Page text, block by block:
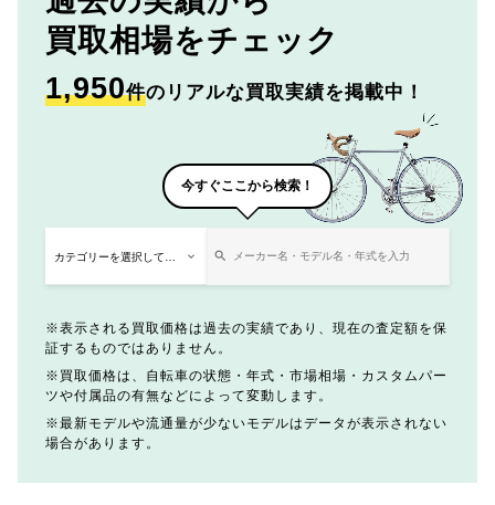
買取相場をチェック
1,950件のリアルな買取実績を掲載中！
今すぐここから検索！
表示される買取価格は過去の実績であり、現在の査定額を保
証するものではありません。
買取価格は、自転車の状態・年式・市場相場・カスタムパー
ツや付属品の有無などによって変動します。
最新モデルや流通量が少ないモデルはデータが表示されない
場合があります。